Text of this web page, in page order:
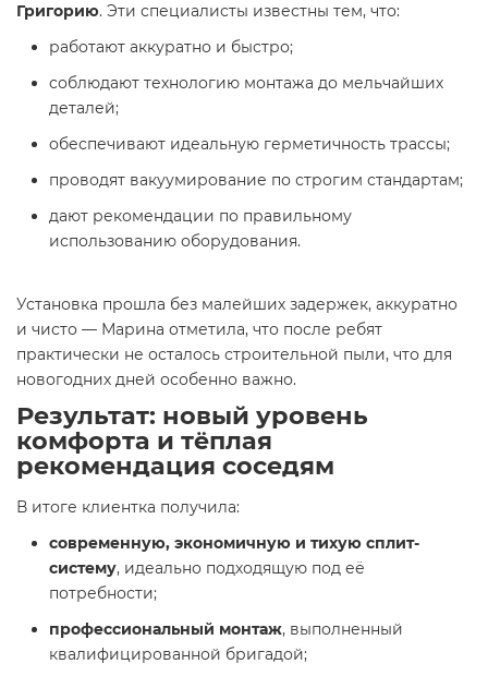
Григорию. Эти специалисты известны тем, что:
работают аккуратно и быстро;
соблюдают технологию монтажа до мельчайших
деталей;
обеспечивают идеальную герметичность трассы;
проводят вакуумирование по строгим стандартам;
дают рекомендации по правильному
использованию оборудования.
Установка прошла без малейших задержек, аккуратно
и чисто — Марина отметила, что после ребят
практически не осталось строительной пыли, что для
новогодних дней особенно важно.
Результат: новый уровень
комфорта и тёплая
рекомендация соседям
В итоге клиентка получила:
современную, экономичную и тихую сплит-
систему, идеально подходящую под её
потребности;
профессиональный монтаж, выполненный
квалифицированной бригадой;